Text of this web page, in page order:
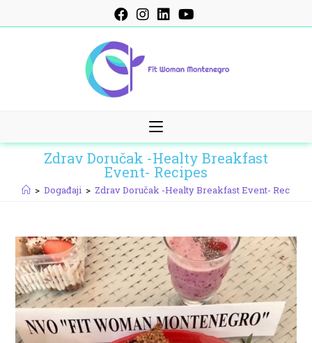
to
Zdrav Doručak -Healty Breakfast
Event- Recipes
> Događaji > Zdrav Doručak -Healty Breakfast Event- Recipes